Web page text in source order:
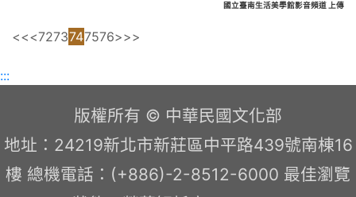
國立臺南生活美學館影音頻道 上傳
<<<7273747576>>>
:::
版權所有 © 中華民國文化部
地址：24219新北市新莊區中平路439號南棟16
樓 總機電話：(+886)-2-8512-6000 最佳瀏覽